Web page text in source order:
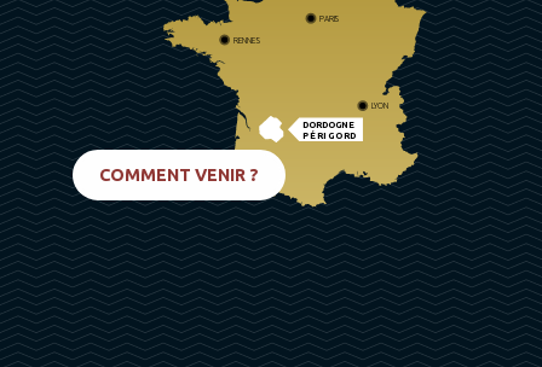
DORDOGNE
PÉRIGORD
PARIS
RENNES
LYON
COMMENT VENIR ?